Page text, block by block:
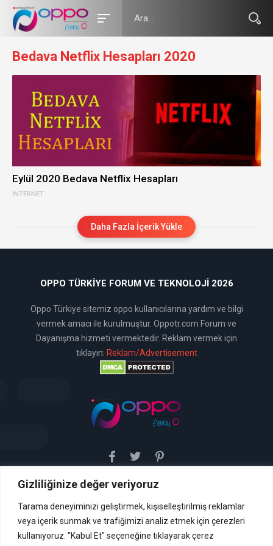
Gizliliğinize değer veriyoruz
Tarama deneyiminizi geliştirmek, kişiselleştirilmiş reklamlar
veya içerik sunmak ve trafiğimizi analiz etmek için çerezleri
kullanıyoruz. "Kabul Et" seçeneğine tıklayarak çerez
Bedava Netflix Hesapları 2020
İNTERNET
Eylül 2020 Bedava Netflix Hesapları
Daha Fazla İçerik Yükle
OPPO TÜRKIYE FORUM VE TEKNOLOJI 2026
Oppo Türkiye sitemiz oppo kullanıcılarına yardım ve bilgi
vermek amacı ile kurulmuştur. Oppotr.com Forum ve
Dayanışma hizmeti vermektedir. Reklam vermek için
tıklayın: Reklam/Advertisement
Sitemiz uyar / kaldır prensibini benimsemiştir. Sitemiz,
hizmetini vermektedir. Bu yasaya göre, Site yönetimi
hukuka aykırı içerikleri kontrol etme yükümlülüğü yoktur. Bu
nedenle, web sitemiz uyar / kaldır prensibini
benimsemiştir ve kullanmaktadır. (